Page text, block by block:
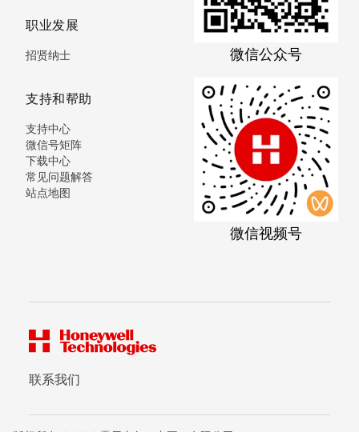
职业发展
招贤纳士
支持和帮助
支持中心
微信号矩阵
下载中心
常见问题解答
站点地图
微信公众号
微信视频号
联系我们